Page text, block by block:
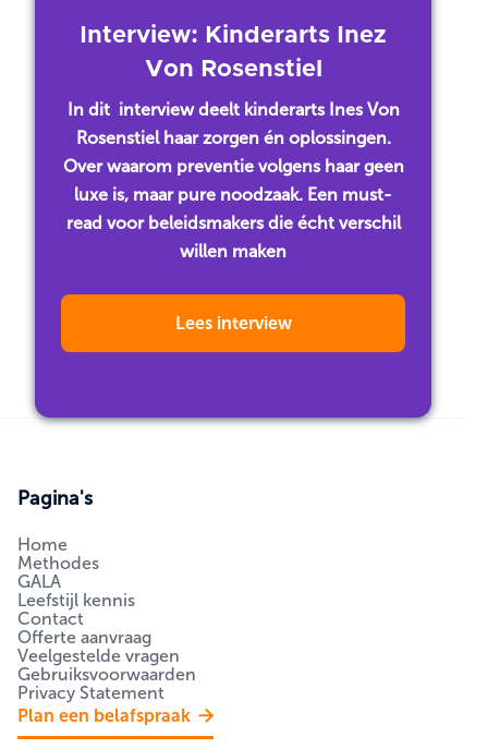
Interview: Kinderarts Inez
Von Rosenstiel
In dit interview deelt kinderarts Ines Von
Rosenstiel haar zorgen én oplossingen.
Over waarom preventie volgens haar geen
luxe is, maar pure noodzaak. Een must-
read voor beleidsmakers die écht verschil
willen maken
Lees interview
Pagina's
Home
Methodes
GALA
Leefstijl kennis
Contact
Offerte aanvraag
Veelgestelde vragen
Gebruiksvoorwaarden
Privacy Statement
Plan een belafspraak 